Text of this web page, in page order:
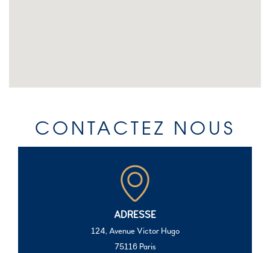
CONTACTEZ NOUS
ADRESSE
124, Avenue Victor Hugo
75116 Paris